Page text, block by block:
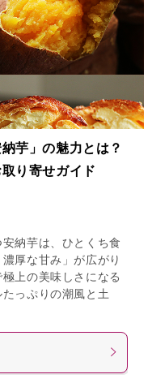
芋」の魅力とは？
り寄せガイド
納芋は、ひとくち食
厚な甘み」が広がり
上の美味しさになる
っぷりの潮風と土